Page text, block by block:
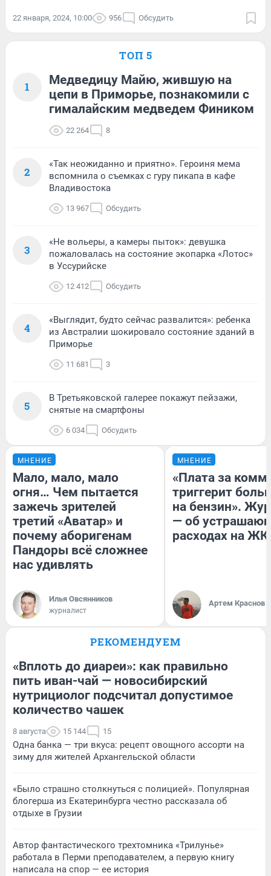
22 января, 2024, 10:00 956 Обсудить
ТОП 5
1
Медведицу Майю, жившую на
цепи в Приморье, познакомили с
гималайским медведем Фиником
22 264 8
2
«Так неожиданно и приятно». Героиня мема
вспомнила о съемках с гуру пикапа в кафе
Владивостока
13 967 Обсудить
3
«Не вольеры, а камеры пыток»: девушка
пожаловалась на состояние экопарка «Лотос»
в Уссурийске
12 412 Обсудить
4
«Выглядит, будто сейчас развалится»: ребенка
из Австралии шокировало состояние зданий в
Приморье
11 681 3
5
В Третьяковской галерее покажут пейзажи,
снятые на смартфоны
6 034 Обсудить
МНЕНИЕ
Мало, мало, мало
огня… Чем пытается
зажечь зрителей
третий «Аватар» и
почему аборигенам
Пандоры всё сложнее
нас удивлять
Илья Овсянников
журналист
МНЕНИЕ
«Плата за
триггерит
на бензин».
— об
расходах на
Артем Краснов
РЕКОМЕНДУЕМ
«Вплоть до диареи»: как правильно
пить иван-чай — новосибирский
нутрициолог подсчитал допустимое
количество чашек
8 августа 15 144 15
Одна банка — три вкуса: рецепт овощного ассорти на
зиму для жителей Архангельской области
«Было страшно столкнуться с полицией». Популярная
блогерша из Екатеринбурга честно рассказала об
отдыхе в Грузии
Автор фантастического трехтомника «Трилунье»
работала в Перми преподавателем, а первую книгу
написала на спор — ее история